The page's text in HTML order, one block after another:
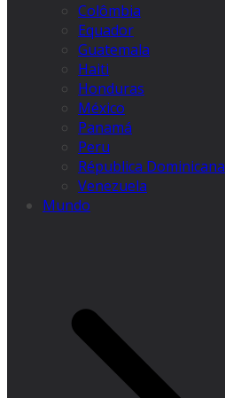
Colômbia
Equador
Guatemala
Haiti
Honduras
México
Panamá
Peru
Républica Dominicana
Venezuela
Mundo